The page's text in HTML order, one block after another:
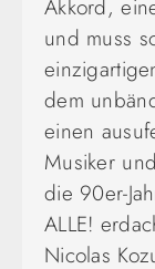
Akkord,
und muss
dem
einen
Musiker
die 90er-
ALLE!
Nicolas